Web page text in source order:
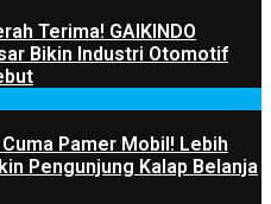
Terima! GAIKINDO
Bikin Industri Otomotif
Pamer Mobil! Lebih
Pengunjung Kalap Belanja